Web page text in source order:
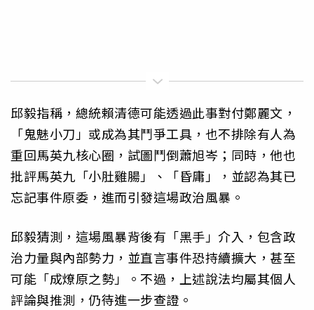
邱毅指稱，總統賴清德可能透過此事對付鄭麗文，
「鬼魅小刀」或成為其鬥爭工具，也不排除有人為
重回馬英九核心圈，試圖鬥倒蕭旭岑；同時，他也
批評馬英九「小肚雞腸」、「昏庸」，並認為其已
忘記事件原委，進而引發這場政治風暴。
邱毅猜測，這場風暴背後有「黑手」介入，包含政
治力量與內部勢力，並直言事件恐持續擴大，甚至
可能「成燎原之勢」。不過，上述說法均屬其個人
評論與推測，仍待進一步查證。